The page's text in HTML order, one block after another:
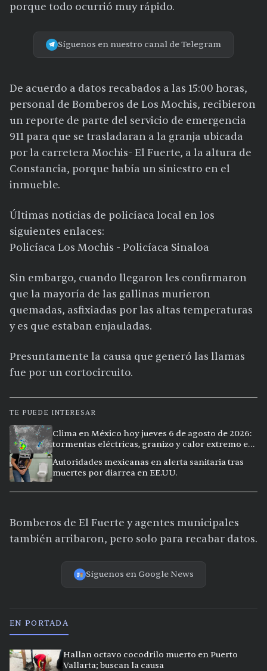
porque todo ocurrió muy rápido.
Síguenos en nuestro canal de Telegram
De acuerdo a datos recabados a las 15:00 horas,
personal de Bomberos de Los Mochis, recibieron
un reporte de parte del servicio de emergencia
911 para que se trasladaran a la granja ubicada
por la carretera Mochis- El Fuerte, a la altura de
Constancia, porque había un siniestro en el
inmueble.
Últimas noticias de policíaca local en los
siguientes enlaces:
Policíaca Los Mochis - Policíaca Sinaloa
Sin embargo, cuando llegaron les confirmaron
que la mayoría de las gallinas murieron
quemadas, asfixiadas por las altas temperaturas
y es que estaban enjauladas.
Presuntamente la causa que generó las llamas
fue por un cortocircuito.
TE PUEDE INTERESAR
Clima en México hoy jueves 6 de agosto de 2026:
tormentas eléctricas, granizo y calor extremo en
Autoridades mexicanas en alerta sanitaria tras
muertes por diarrea en EE.UU.
Bomberos de El Fuerte y agentes municipales
también arribaron, pero solo para recabar datos.
Síguenos en Google News
EN PORTADA
Hallan octavo cocodrilo muerto en Puerto
Vallarta; buscan la causa